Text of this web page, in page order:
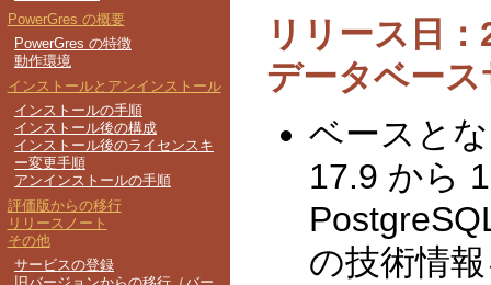
リリース日
データベース
ベースと
17.9 から
の技術情